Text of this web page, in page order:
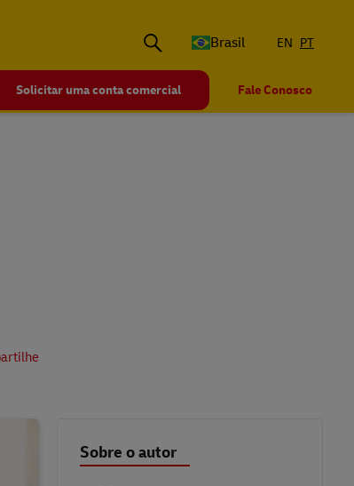
Brasil EN PT
Solicitar uma conta comercial Fale Conosco
Sobre o autor